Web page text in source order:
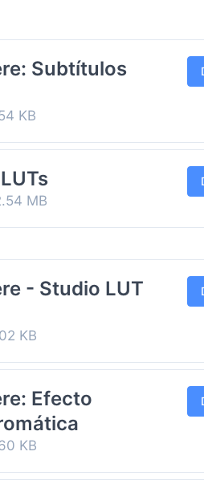
Subtítulos
KB
MB
- Studio LUT
KB
Efecto
KB